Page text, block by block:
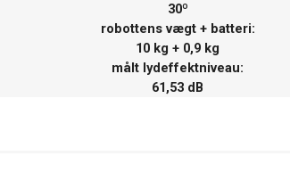
30º
robottens vægt + batteri:
10 kg + 0,9 kg
målt lydeffektniveau:
61,53 dB